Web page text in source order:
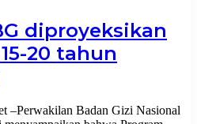
diproyeksikan
20 tahun
–Perwakilan Badan Gizi Nasional